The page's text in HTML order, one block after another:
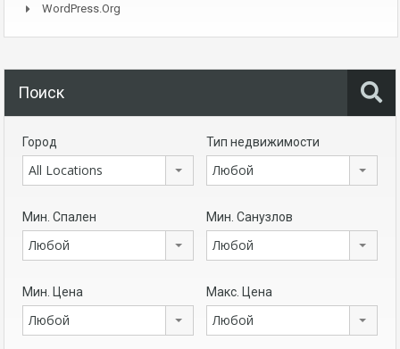
WordPress.org
Поиск
Город
All Locations
Тип недвижимости
Любой
Мин. Спален
Любой
Мин. Санузлов
Любой
Мин. Цена
Любой
Макс. Цена
Любой